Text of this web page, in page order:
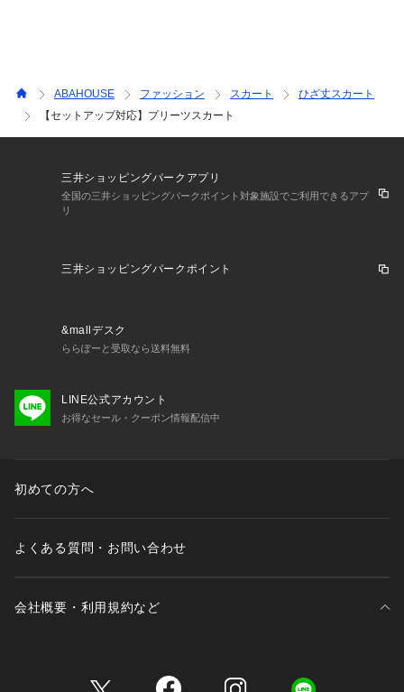
ABAHOUSE ファッション スカート
ひざ丈スカート
【セットアップ対応】プリーツスカート
三井ショッピングパークアプリ
全国の三井ショッピングパークポイント対象施設でご利用できるアプ
リ
三井ショッピングパークポイント
&mallデスク
ららぽーと受取なら送料無料
LINE公式アカウント
お得なセール・クーポン情報配信中
初めての方へ
よくある質問・お問い合わせ
会社概要・利用規約など